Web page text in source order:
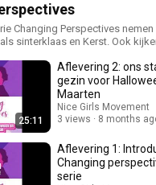
Changing Perspectives
sinterklaas en Kerst. Ook
en misschien zelf je eigen
25:11
Aflevering 2: ons
gezin voor
Maarten
Nice Girls Movement
3 views
8 months
Aflevering 1:
Changing
serie